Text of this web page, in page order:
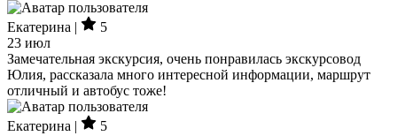
Екатерина |
5
23 июл
Замечательная экскурсия, очень понравилась экскурсовод
Юлия, рассказала много интересной информации, маршрут
отличный и автобус тоже!
Екатерина |
5